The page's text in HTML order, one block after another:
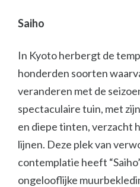
Saiho
In Kyoto herbergt de
honderden soorten
veranderen met de
spectaculaire tuin, met
en diepe tinten, verzacht
lijnen. Deze plek van
contemplatie heeft
ongelooflijke